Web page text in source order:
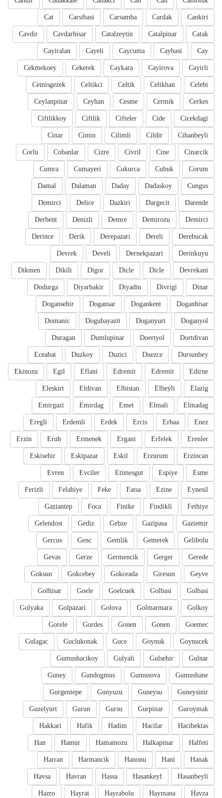
Cankiri
Cardak
Carsamba
Carsibasi
Cat
Catak
Catalpinar
Catalzeytin
Cavdarhisar
Cavdir
Cay
Caybasi
Caycuma
Cayeli
Cayiralan
Cayirli
Cayirova
Caykara
Cekerek
Cekmekoey
Celebi
Celikhan
Celtik
Celtikci
Cemisgezek
Cerkes
Cermik
Cesme
Ceyhan
Ceylanpinar
Cicekdagi
Cide
Cifteler
Ciftlik
Ciftlikkoy
Cihanbeyli
Cildir
Cilimli
Cimin
Cinar
Cinarcik
Cine
Civril
Cizre
Cobanlar
Corlu
Corum
Cubuk
Cukurca
Cumayeri
Cumra
Cungus
Dadaskoy
Daday
Dalaman
Damal
Darende
Dargecit
Dazkiri
Delice
Demirci
Demirci
Demirozu
Demre
Denizli
Derbent
Derebucak
Dereli
Derepazari
Derik
Derince
Derinkuyu
Dernekpazari
Develi
Devrek
Devrekani
Dicle
Dicle
Digor
Dikili
Dikmen
Dinar
Divrigi
Diyadin
Diyarbakir
Dodurga
Doganhisar
Dogankent
Dogansar
Dogansehir
Doganyol
Doganyurt
Dogubayazit
Domanic
Dortdivan
Doertyol
Dumlupinar
Duragan
Dursunbey
Duezce
Duzici
Duzkoy
Eceabat
Edirne
Edremit
Edremit
Eflani
Egil
Ekinozu
Elazig
Elbeyli
Elbistan
Eldivan
Eleskirt
Elmadag
Elmali
Emet
Emirdag
Emirgazi
Enez
Erbaa
Ercis
Erdek
Erdemli
Eregli
Erenler
Erfelek
Ergani
Ermenek
Eruh
Erzin
Erzincan
Erzurum
Eskil
Eskipazar
Eskisehir
Esme
Espiye
Etimesgut
Evciler
Evren
Eynesil
Ezine
Fatsa
Feke
Felahiye
Ferizli
Fethiye
Findikli
Finike
Foca
Gaziantep
Gaziemir
Gazipasa
Gebze
Gediz
Gelendost
Gelibolu
Gemerek
Gemlik
Genc
Gercus
Gerede
Gerger
Germencik
Gerze
Gevas
Geyve
Giresun
Gokceada
Gokcebey
Goksun
Golbasi
Golbasi
Goelcuek
Goele
Golhisar
Golkoy
Golmarmara
Golova
Golpazari
Golyaka
Goemec
Gonen
Gonen
Gordes
Gorele
Goynucek
Goynuk
Guce
Guclukonak
Gulagac
Gulnar
Gulsehir
Gulyali
Gumushacikoy
Gumushane
Gumusova
Gundogmus
Guney
Guneysinir
Guneysu
Gunyuzu
Gurgentepe
Guroymak
Gurpinar
Gursu
Gurun
Guzelyurt
Hacibektas
Hacilar
Hadim
Hafik
Hakkari
Halfeti
Halkapinar
Hamamozu
Hamur
Han
Hanak
Hani
Hanonu
Harmancik
Harran
Hasanbeyli
Hasankeyf
Hassa
Havran
Havsa
Havza
Haymana
Hayrabolu
Hayrat
Hazro